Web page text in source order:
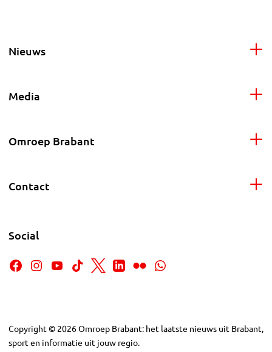
Nieuws
Media
Omroep Brabant
Contact
Social
Copyright © 2026Omroep Brabant: het laatste nieuws uit Brabant,
sport en informatie uit jouw regio.